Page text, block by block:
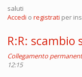
saluti
Accedi o registrati per
R:R: scambio
Collegamento
12:15